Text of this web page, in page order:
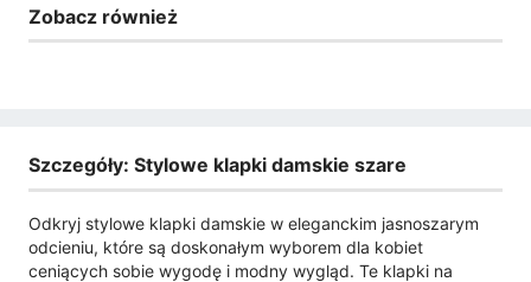
Zobacz również
Szczegóły: Stylowe klapki damskie szare
Odkryj stylowe klapki damskie w eleganckim jasnoszarym
odcieniu, które są doskonałym wyborem dla kobiet
ceniących sobie wygodę i modny wygląd. Te klapki na